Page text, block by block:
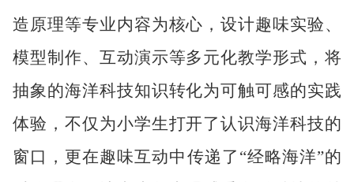
造原理等专业内容为核心，设计趣味实验、
模型制作、互动演示等多元化教学形式，将
抽象的海洋科技知识转化为可触可感的实践
体验，不仅为小学生打开了认识海洋科技的
窗口，更在趣味互动中传递了“经略海洋”的